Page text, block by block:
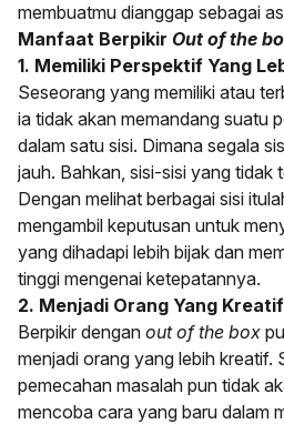
membuatmu dianggap sebagai
Manfaat Berpikir Out of the
1. Memiliki Perspektif Yang
Seseorang yang memiliki atau
ia tidak akan memandang suatu
dalam satu sisi. Dimana segala
jauh. Bahkan, sisi-sisi yang tidak
Dengan melihat berbagai sisi
mengambil keputusan untuk
yang dihadapi lebih bijak dan
tinggi mengenai ketepatannya.
2. Menjadi Orang Yang Kreatif
Berpikir dengan out of the box
menjadi orang yang lebih kreatif.
pemecahan masalah pun tidak
mencoba cara yang baru dalam